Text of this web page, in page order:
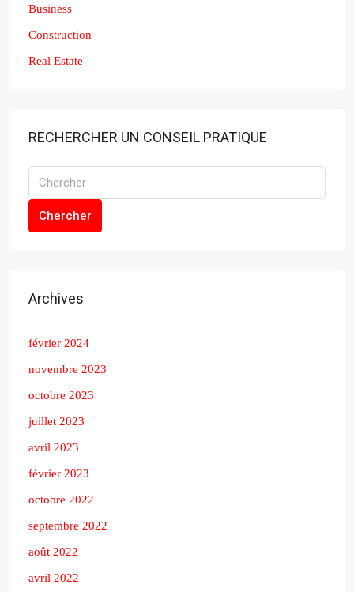
Business
Construction
Real Estate
RECHERCHER UN CONSEIL PRATIQUE
Chercher
Archives
février 2024
novembre 2023
octobre 2023
juillet 2023
avril 2023
février 2023
octobre 2022
septembre 2022
août 2022
avril 2022